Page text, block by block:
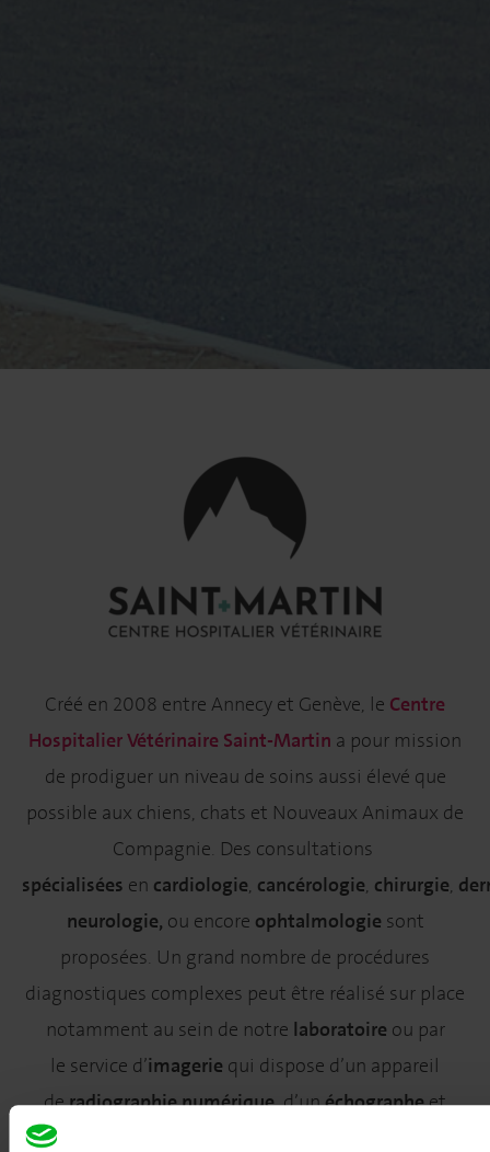
Créé en 2008 entre Annecy et Genève, le Centre
Hospitalier Vétérinaire Saint-Martin a pour mission
de prodiguer un niveau de soins aussi élevé que
possible aux chiens, chats et Nouveaux Animaux de
Compagnie. Des consultations
spécialisées en cardiologie, cancérologie, chirurgie,
neurologie, ou encore ophtalmologie sont
proposées. Un grand nombre de procédures
diagnostiques complexes peut être réalisé sur place
notamment au sein de notre laboratoire ou par
le service d’imagerie qui dispose d’un appareil
deradiographie numérique, d’unéchographeet
d’un